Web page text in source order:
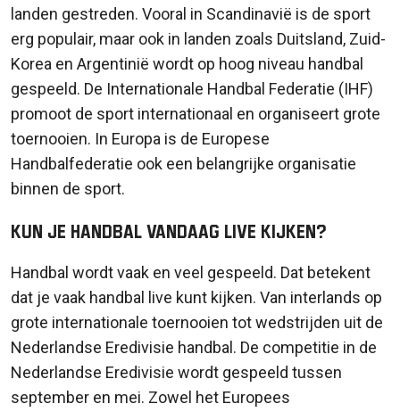
landen gestreden. Vooral in Scandinavië is de sport
erg populair, maar ook in landen zoals Duitsland, Zuid-
Korea en Argentinië wordt op hoog niveau handbal
gespeeld. De Internationale Handbal Federatie (IHF)
promoot de sport internationaal en organiseert grote
toernooien. In Europa is de Europese
Handbalfederatie ook een belangrijke organisatie
binnen de sport.
Kun je handbal vandaag live kijken?
Handbal wordt vaak en veel gespeeld. Dat betekent
dat je vaak handbal live kunt kijken. Van interlands op
grote internationale toernooien tot wedstrijden uit de
Nederlandse Eredivisie handbal. De competitie in de
Nederlandse Eredivisie wordt gespeeld tussen
september en mei. Zowel het Europees